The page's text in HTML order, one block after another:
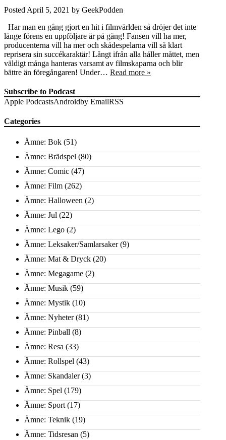
Posted April 5, 2021 by GeekPodden
Har man en gång gjort en hit i filmvärlden så dröjer det inte
länge förens en uppföljare är på gång! Fansen vill ha mer,
producenterna vill ha mer och skådespelarna vill så klart
reprisera sin succékaraktär! Långt ifrån alla håller måttet, men
väldigt många hanteras varsamt av filmskaparna och blir
bättre än föregångaren! Under… Read more »
Subscribe to Podcast
Apple PodcastsAndroidby EmailRSS
Categories
Ämne: Bok (51)
Ämne: Brädspel (80)
Ämne: Comic (47)
Ämne: Film (262)
Ämne: Halloween (2)
Ämne: Jul (22)
Ämne: Lego (2)
Ämne: Leksaker/Samlarsaker(9)
Ämne: Mat & Dryck (20)
Ämne: Megagame (2)
Ämne: Musik (59)
Ämne: Mystik (10)
Ämne: Nyheter(81)
Ämne: Pinball (8)
Ämne: Resa (33)
Ämne: Rollspel (43)
Ämne: Skandaler(3)
Ämne: Spel (179)
Ämne: Sport (17)
Ämne: Teknik (19)
Ämne: Tidsresan (5)